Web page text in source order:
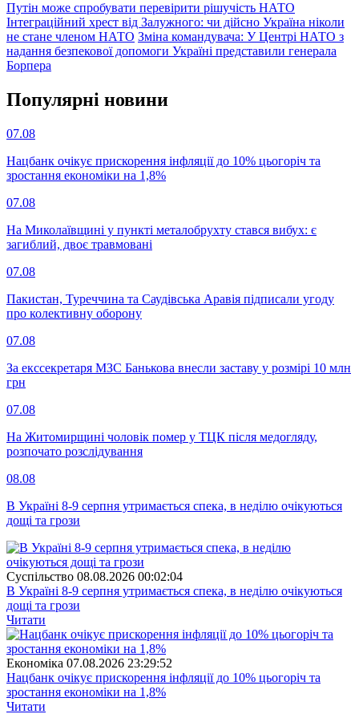
Путін може спробувати перевірити рішучість НАТО
Інтеграційний хрест від Залужного: чи дійсно Україна ніколи
не стане членом НАТО Зміна командувача: У Центрі НАТО з
надання безпекової допомоги Україні представили генерала
Борпера
Популярнi новини
07.08
Нацбанк очікує прискорення інфляції до 10% цьогоріч та
зростання економіки на 1,8%
07.08
На Миколаївщині у пункті металобрухту стався вибух: є
загиблий, двоє травмовані
07.08
Пакистан, Туреччина та Саудівська Аравія підписали угоду
про колективну оборону
07.08
За екссекретаря МЗС Банькова внесли заставу у розмірі 10 млн
грн
07.08
На Житомирщині чоловік помер у ТЦК після медогляду,
розпочато розслідування
08.08
В Україні 8-9 серпня утримається спека, в неділю очікуються
дощі та грози
Суспiльство 08.08.2026 00:02:04
В Україні 8-9 серпня утримається спека, в неділю очікуються
дощі та грози
Читати
Економіка 07.08.2026 23:29:52
Нацбанк очікує прискорення інфляції до 10% цьогоріч та
зростання економіки на 1,8%
Читати